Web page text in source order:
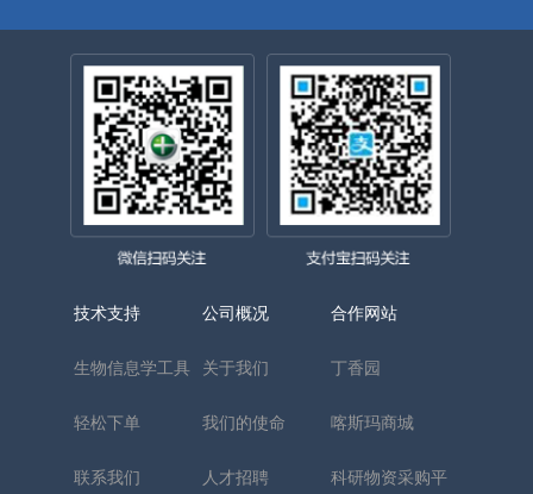
技术支持
生物信息学工具
轻松下单
联系我们
公司概况
关于我们
我们的使命
人才招聘
合作网站
丁香园
喀斯玛商城
科研物资采购平